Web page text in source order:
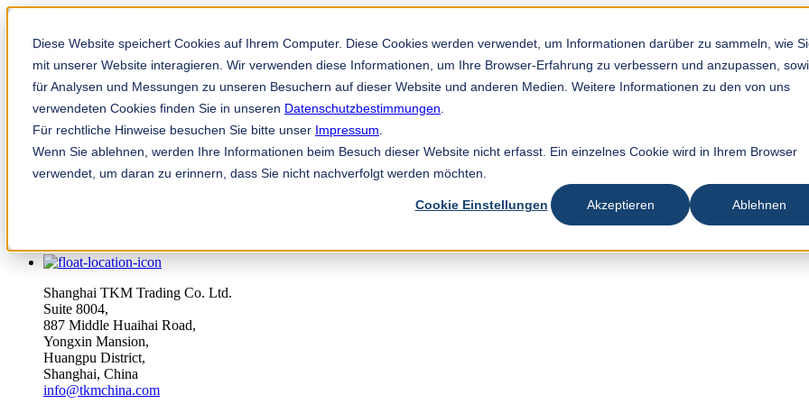
Diese Website speichert Cookies auf Ihrem Computer. Diese Cookies werden verwendet, um Informationen darüber zu sammeln, wie
mit unserer Website interagieren. Wir verwenden diese Informationen, um Ihre Browser-Erfahrung zu verbessern und anzupassen,
für Analysen und Messungen zu unseren Besuchern auf dieser Website und anderen Medien. Weitere Informationen zu den von uns
verwendeten Cookies finden Sie in unseren Datenschutzbestimmungen
Für rechtliche Hinweise besuchen Sie bitte unser Impressum
Wenn Sie ablehnen, werden Ihre Informationen beim Besuch dieser Website nicht erfasst. Ein einzelnes Cookie wird in Ihrem Browser
verwendet, um daran zu erinnern, dass Sie nicht nachverfolgt werden möchten.
Cookie Einstellungen Akzeptieren Ablehnen
TKM 应用程序
zh
Shanghai TKM Trading Co. Ltd.
Suite 8004,
887 Middle Huaihai Road,
Yongxin Mansion,
Huangpu District,
Shanghai, China
info@tkmchina.com